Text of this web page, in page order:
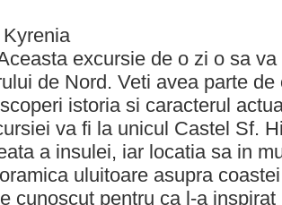
excursie de o zi o sa
de Nord. Veti avea parte
istoria si caracterul
va fi la unicul Castel Sf.
a insulei, iar locatia sa in
uluitoare asupra
cunoscut pentru ca l-a